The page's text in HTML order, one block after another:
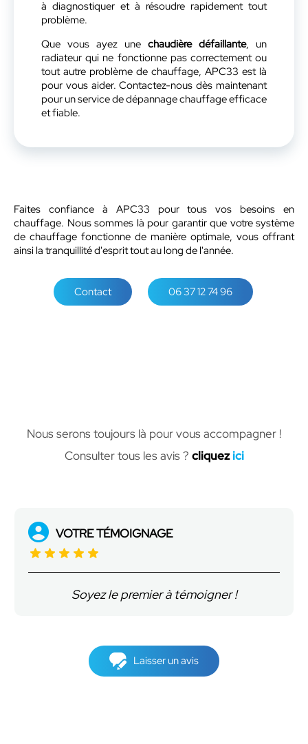
à diagnostiquer et à résoudre rapidement tout
problème.
Que vous ayez une chaudière défaillante, un
radiateur qui ne fonctionne pas correctement ou
tout autre problème de chauffage, APC33 est là
pour vous aider. Contactez-nous dès maintenant
pour un service de dépannage chauffage efficace
et fiable.
Faites confiance à APC33 pour tous vos besoins en
chauffage. Nous sommes là pour garantir que votre système
de chauffage fonctionne de manière optimale, vous offrant
ainsi la tranquillité d'esprit tout au long de l'année.
Contact 06 37 12 74 96
Nous serons toujours là pour vous accompagner !
Consulter tous les avis ? cliquezici
VOTRE TÉMOIGNAGE
Soyez le premier à témoigner !
Laisser un avis